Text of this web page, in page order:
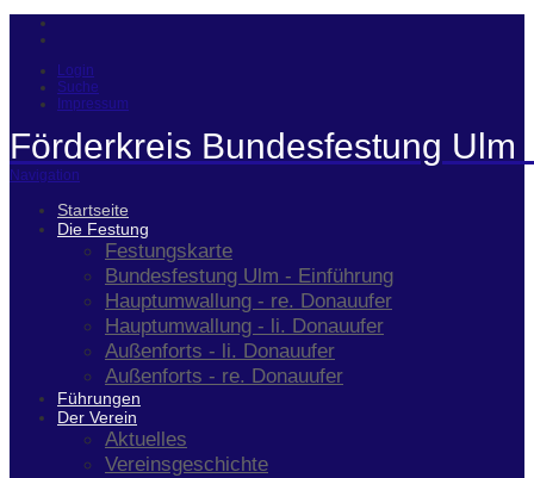
Login
Suche
Impressum
Förderkreis Bundesfestung Ulm
Navigation
Startseite
Die Festung
Festungskarte
Bundesfestung Ulm - Einführung
Hauptumwallung - re. Donauufer
Hauptumwallung - li. Donauufer
Außenforts - li. Donauufer
Außenforts - re. Donauufer
Führungen
Der Verein
Aktuelles
Vereinsgeschichte